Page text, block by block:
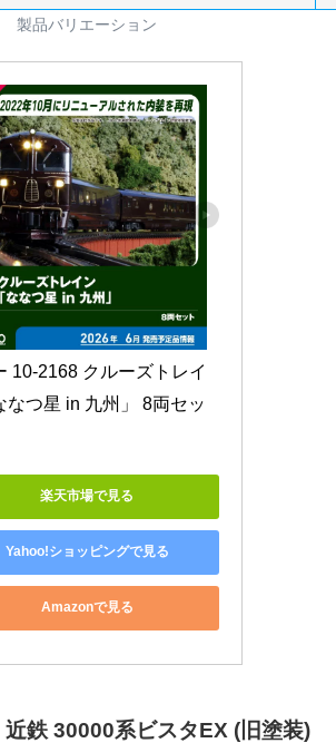
製品バリエーション
10-2168 クルーズトレイ
なつ星 in 九州」 8両セッ
楽天市場で見る
Yahoo!ショッピングで見る
Amazonで見る
近鉄 30000系ビスタEX (旧塗装)